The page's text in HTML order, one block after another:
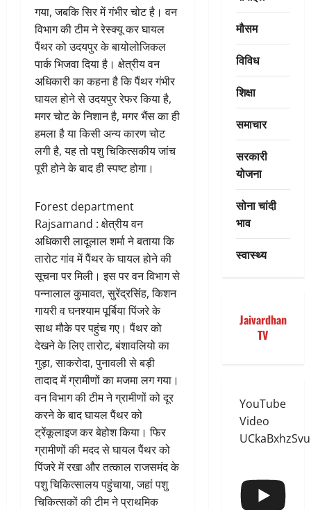
गया, जबकि सिर में गंभीर चोट है। वन
विभाग की टीम ने रेस्क्यू कर घायल
पैंथर को उदयपुर के बायोलोजिकल
पार्क भिजवा दिया है। क्षेत्रीय वन
अधिकारी का कहना है कि पैंथर गंभीर
घायल होने से उदयपुर रेफर किया है,
मगर चोट के निशान है, मगर भैंस का ही
हमला है या किसी अन्य कारण चोट
लगी है, यह तो पशु चिकित्सकीय जांच
पूरी होने के बाद ही स्पष्ट होगा।
Forest department
Rajsamand : क्षेत्रीय वन
अधिकारी लादूलाल शर्मा ने बताया कि
तारोट गांव में पैंथर के घायल होने की
सूचना पर मिली। इस पर वन विभाग से
पन्नालाल कुमावत, सुरेंद्रसिंंह, किशन
गायरी व घनश्याम पूर्बिया पिंजरे के
साथ मौके पर पहुंच गए। पैंथर को
देखने के लिए तारोट, बंशावलियो का
गुड़ा, साकरोदा, पुनावली से बड़ी
तादाद में ग्रामीणों का मजमा लग गया।
वन विभाग की टीम ने ग्रामीणों को दूर
करने के बाद घायल पैंथर को
ट्रेंकूलाइज कर बेहोश किया। फिर
ग्रामीणों की मदद से घायल पैंथर को
पिंजरे में रखा और तत्काल राजसमंद के
पशु चिकित्सालय पहुंचाया, जहां पशु
चिकित्सकों की टीम ने प्राथमिक
मौसम
विविध
शिक्षा
समाचार
सरकारी
योजना
सोना चांदी
भाव
स्वास्थ्य
Jaivardhan
TV
YouTube
Video